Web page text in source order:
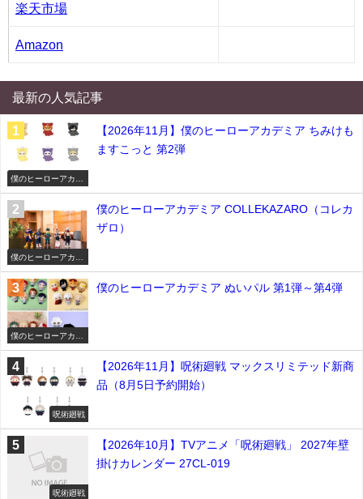
楽天市場
Amazon
最新の人気記事
僕のヒーローアカデ
【2026年11月】僕のヒーローアカデミア ちみけも
ますこっと 第2弾
僕のヒーローアカデ
僕のヒーローアカデミア COLLEKAZARO（コレカ
ザロ）
僕のヒーローアカデ
僕のヒーローアカデミア ぬいパル 第1弾～第4弾
呪術廻戦
【2026年11月】呪術廻戦 マックスリミテッド新商
品（8月5日予約開始）
呪術廻戦
【2026年10月】TVアニメ「呪術廻戦」 2027年壁
掛けカレンダー 27CL-019